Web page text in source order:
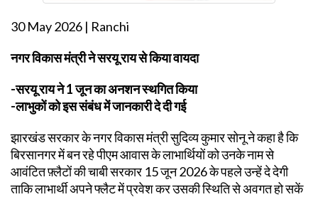
30 May 2026 | Ranchi
नगर विकास मंत्री ने सरयू राय से किया वायदा
-सरयू राय ने 1 जून का अनशन स्थगित किया
-लाभुकों को इस संबंध में जानकारी दे दी गई
झारखंड सरकार के नगर विकास मंत्री सुदिव्य कुमार सोनू ने कहा है कि
बिरसानगर में बन रहे पीएम आवास के लाभार्थियों को उनके नाम से
आवंटित फ़्लैटों की चाबी सरकार 15 जून 2026 के पहले उन्हें दे देगी
ताकि लाभार्थी अपने फ्लैट में प्रवेश कर उसकी स्थिति से अवगत हो सकें